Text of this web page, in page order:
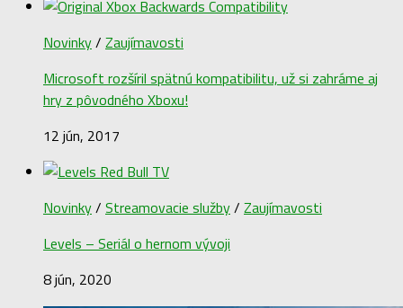
Novinky/ Zaujímavosti
Microsoft rozšíril spätnú kompatibilitu, už si zahráme aj
hry z pôvodného Xboxu!
12 jún, 2017
Novinky/ Streamovacie služby/ Zaujímavosti
Levels – Seriál o hernom vývoji
8 jún, 2020